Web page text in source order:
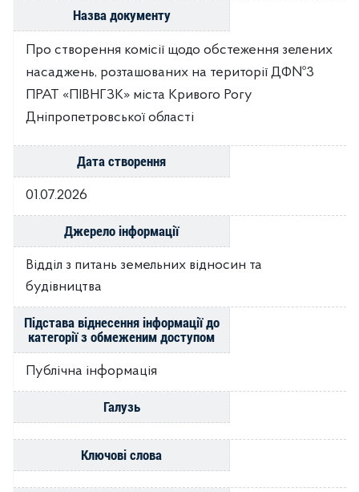
Назва документу
Про створення комісії щодо обстеження зелених
насаджень, розташованих на території ДФ№3
ПРАТ «ПІВНГЗК» міста Кривого Рогу
Дніпропетровської області
Дата створення
01.07.2026
Джерело інформації
Відділ з питань земельних відносин та
будівництва
Підстава віднесення інформації до
категорії з обмеженим доступом
Публічна інформація
Галузь
Ключові слова